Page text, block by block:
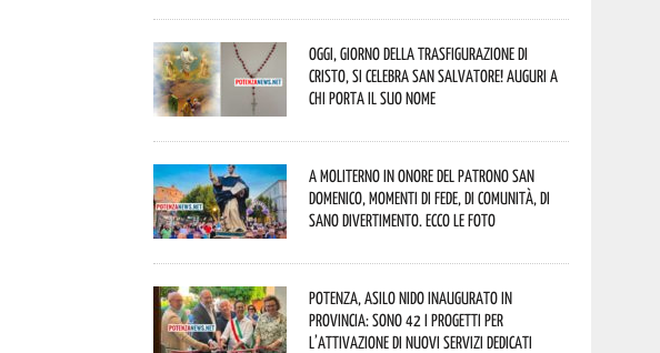
Oggi, giorno della Trasfigurazione di
Cristo, si celebra San Salvatore! Auguri a
chi porta il suo nome
A Moliterno in onore del Patrono San
Domenico, momenti di fede, di comunità, di
sano divertimento. Ecco le foto
Potenza, asilo nido inaugurato in
provincia: sono 42 i progetti per
l’attivazione di nuovi servizi dedicati